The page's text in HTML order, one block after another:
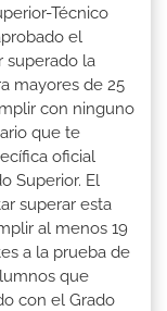
Técnico
el
superado la
mayores de 25
con ninguno
que te
oficial
Superior. El
superar esta
al menos 19
a la prueba de
que
con el Grado